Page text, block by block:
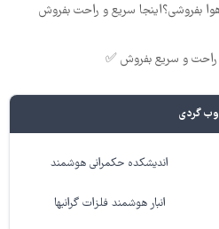
راحت و سریع بفروش ✅
وب گردی
اندیشکده حکمرانی هوشمند
انبار هوشمند فلزات گرانبها